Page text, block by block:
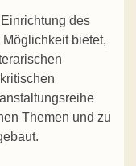
des
bietet,
Themen und zu